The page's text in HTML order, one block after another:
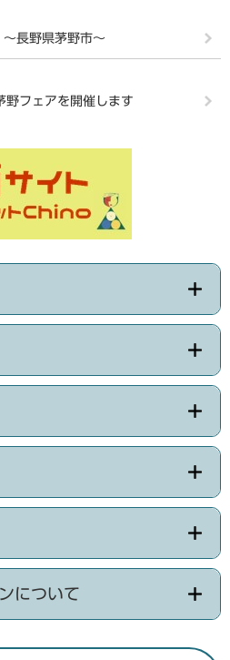
長野県茅野市～
野フェアを開催します
について